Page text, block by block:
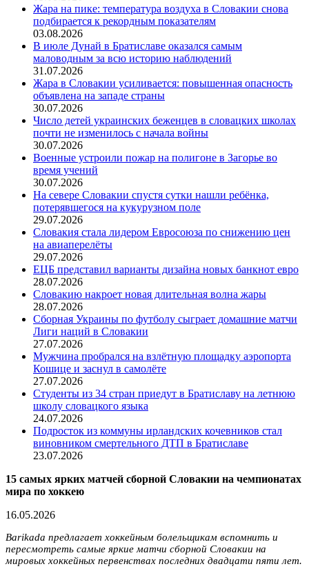
Жара на пике: температура воздуха в Словакии снова
подбирается к рекордным показателям
03.08.2026
В июле Дунай в Братиславе оказался самым
маловодным за всю историю наблюдений
31.07.2026
Жара в Словакии усиливается: повышенная опасность
объявлена на западе страны
30.07.2026
Число детей украинских беженцев в словацких школах
почти не изменилось с начала войны
30.07.2026
Военные устроили пожар на полигоне в Загорье во
время учений
30.07.2026
На севере Словакии спустя сутки нашли ребёнка,
потерявшегося на кукурузном поле
29.07.2026
Словакия стала лидером Евросоюза по снижению цен
на авиаперелёты
29.07.2026
ЕЦБ представил варианты дизайна новых банкнот евро
28.07.2026
Словакию накроет новая длительная волна жары
28.07.2026
Сборная Украины по футболу сыграет домашние матчи
Лиги наций в Словакии
27.07.2026
Мужчина пробрался на взлётную площадку аэропорта
Кошице и заснул в самолёте
27.07.2026
Студенты из 34 стран приедут в Братиславу на летнюю
школу словацкого языка
24.07.2026
Подросток из коммуны ирландских кочевников стал
виновником смертельного ДТП в Братиславе
23.07.2026
15 самых ярких матчей сборной Словакии на чемпионатах
мира по хоккею
16.05.2026
Barikada предлагает хоккейным болельщикам вспомнить и
пересмотреть самые яркие матчи сборной Словакии на
мировых хоккейных первенствах последних двадцати пяти лет.